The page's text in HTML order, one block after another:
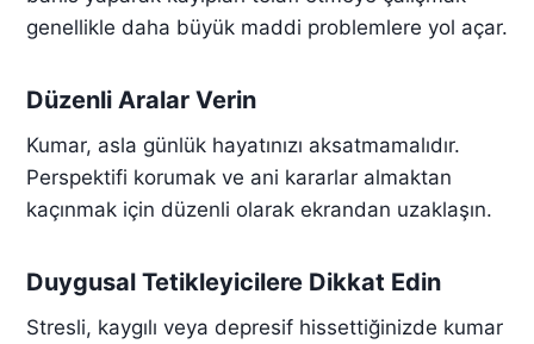
genellikle daha büyük maddi problemlere yol açar.
Düzenli Aralar Verin
Kumar, asla günlük hayatınızı aksatmamalıdır.
Perspektifi korumak ve ani kararlar almaktan
kaçınmak için düzenli olarak ekrandan uzaklaşın.
Duygusal Tetikleyicilere Dikkat Edin
Stresli, kaygılı veya depresif hissettiğinizde kumar